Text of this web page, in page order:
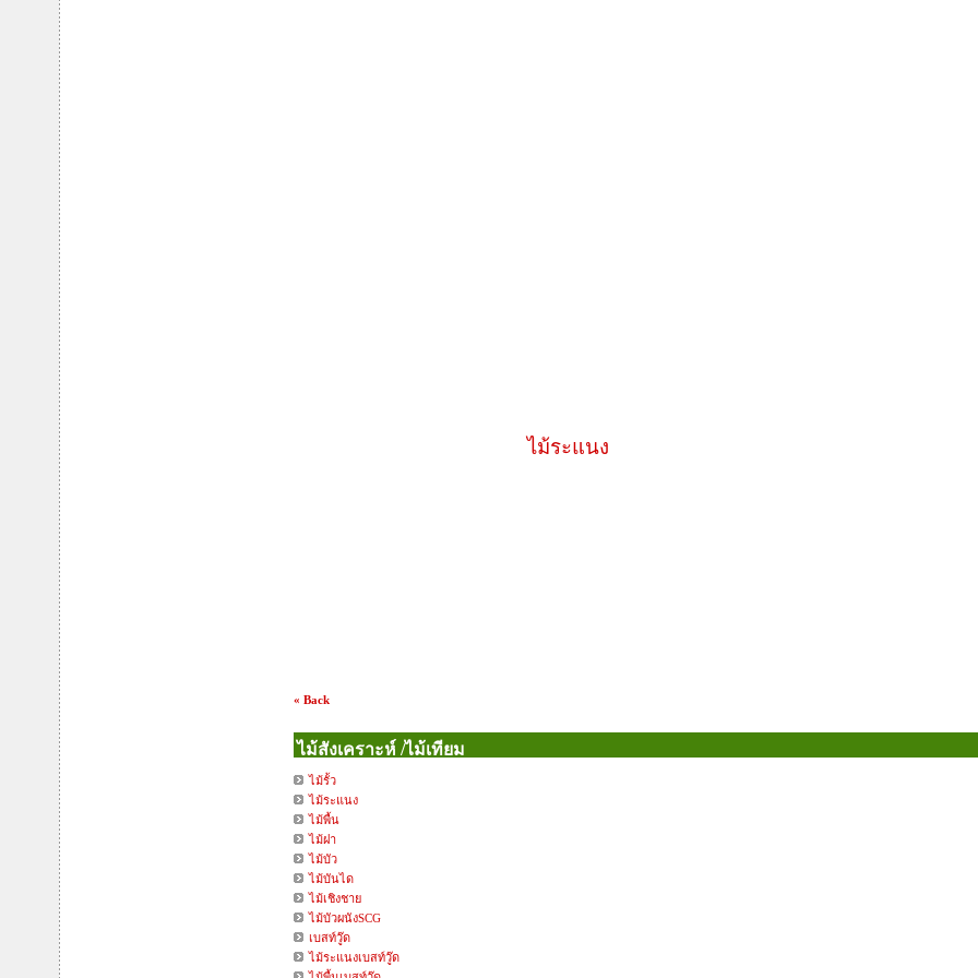
ไม้ระแนง
« Back
ไม้สังเคราะห์ /ไม้เทียม
ไม้รั้ว
ไม้ระแนง
ไม้พื้น
ไม้ฝา
ไม้บัว
ไม้บันได
ไม้เชิงชาย
ไม้บัวผนังSCG
เบสท์วู๊ด
ไม้ระแนงเบสท์วู๊ด